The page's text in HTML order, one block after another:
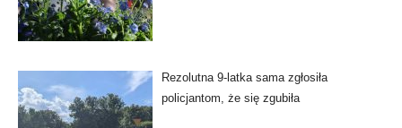
Rezolutna 9-latka sama zgłosiła
policjantom, że się zgubiła